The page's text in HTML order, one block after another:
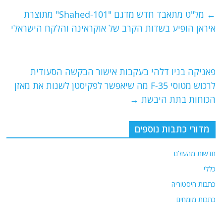
s
A
g
ra
l
er
e
b
k
←
מל"ט מתאבד חדש מדגם "Shahed-101" מתוצרת
איראן הופיע בשדות הקרב של אוקראינה והלקח הישראלי
פאניקה בניו דלהי בעקבות אישור הבקשה הסעודית
לרכוש מטוסי F-35 מה שיאפשר לפקיסטן לשנות את מאזן
הכוחות בתת היבשת →
מדורי כתבות נוספים
חדשות מהעולם
כללי
כתבות היסטוריה
כתבות מומחים